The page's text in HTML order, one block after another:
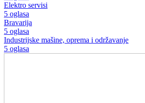
Elektro servisi
5 oglasa
Bravarija
5 oglasa
Industrijske mašine, oprema i održavanje
5 oglasa